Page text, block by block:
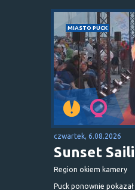
MIASTO PUCK
czwartek, 6.08.2026
Sunset
Region okiem kamery
Puck ponownie